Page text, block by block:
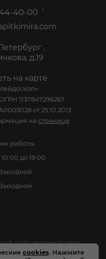
cookies. Нажмите
40-00
,
д.19
на карте
1137847296267
от 25.10.2013
на странице
работы
до 19:00
сайт-витрина сети
"Калейдоскоп Напитков